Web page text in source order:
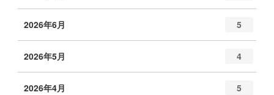
2026年6月 5
2026年5月 4
2026年4月 5